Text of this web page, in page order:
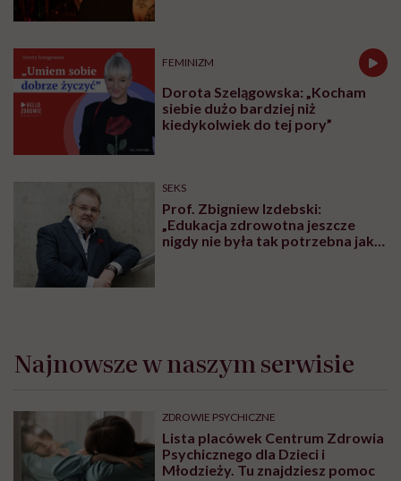
FEMINIZM
Dorota Szelągowska: „Kocham
siebie dużo bardziej niż
kiedykolwiek do tej pory”
SEKS
Prof. Zbigniew Izdebski:
„Edukacja zdrowotna jeszcze
nigdy nie była tak potrzebna jak
Najnowsze w naszym serwisie
ZDROWIE PSYCHICZNE
Lista placówek Centrum Zdrowia
Psychicznego dla Dzieci i
Młodzieży. Tu znajdziesz pomoc